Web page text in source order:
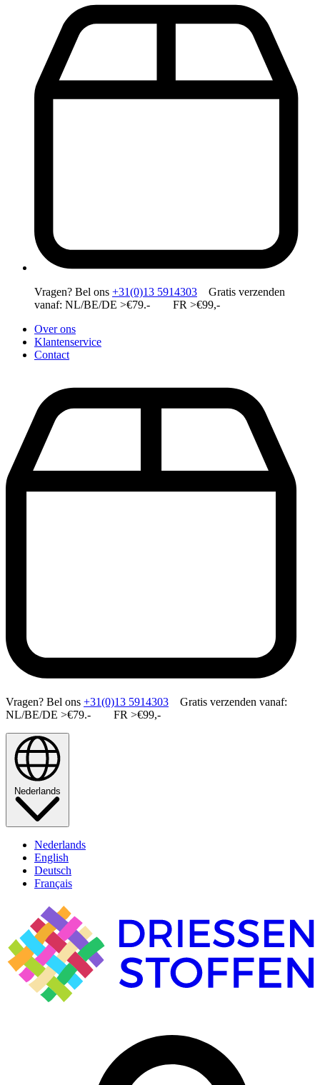
Vragen? Bel ons +31(0)13 5914303 Gratis verzenden
vanaf: NL/BE/DE >€79.- FR >€99,-
Over ons
Klantenservice
Contact
Vragen? Bel ons +31(0)13 5914303 Gratis verzenden vanaf:
NL/BE/DE >€79.- FR >€99,-
Nederlands
Nederlands
English
Deutsch
Français